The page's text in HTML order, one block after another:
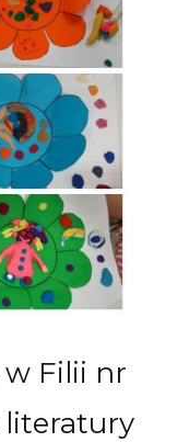
Filii nr
literatury